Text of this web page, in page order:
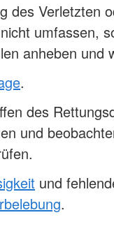
des Verletzten
umfassen,
anheben und
.
des
und
und
.